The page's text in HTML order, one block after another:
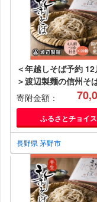
＜年越しそば予約
＞渡辺製麺の信州そ
ば4人前つゆ付き×20
【1655143】
寄附金額：
ふるさとチョイス
長野県 茅野市